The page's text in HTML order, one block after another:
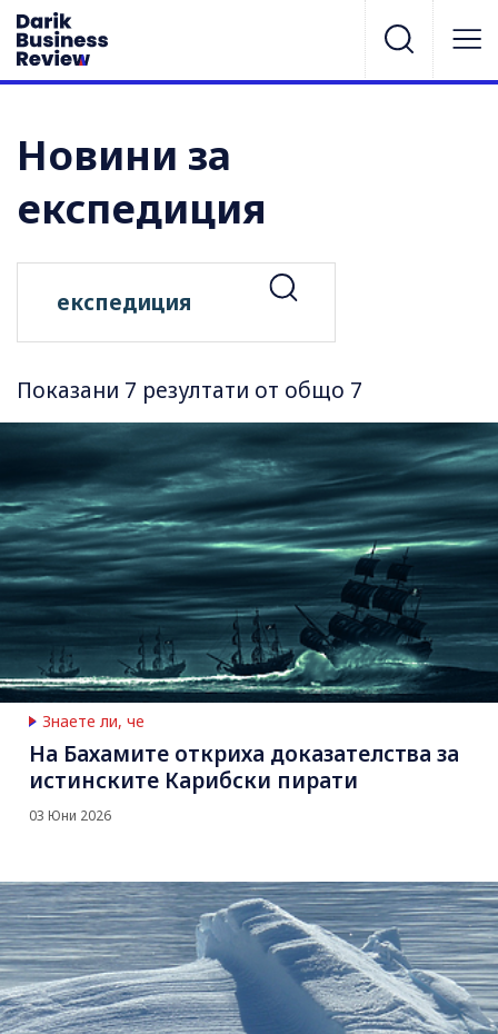
Новини за
експедиция
Показани 7 резултати от общо 7
Знаете ли, че
На Бахамите откриха доказателства за
истинските Карибски пирати
03 Юни 2026